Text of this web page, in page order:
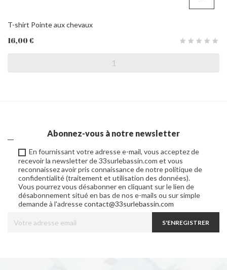
T-shirt Pointe aux chevaux
16,00 €
Abonnez-vous à notre newsletter
En fournissant votre adresse e-mail, vous acceptez de
recevoir la newsletter de 33surlebassin.com et vous
reconnaissez avoir pris connaissance de notre politique de
confidentialité (traitement et utilisation des données).
Vous pourrez vous désabonner en cliquant sur le lien de
désabonnement situé en bas de nos e-mails ou sur simple
demande à l'adressecontact@33surlebassin.com
S'ENREGISTRER